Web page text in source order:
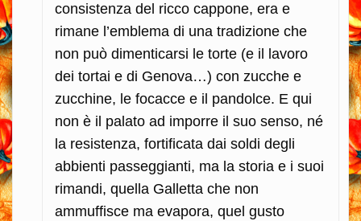
consistenza del ricco cappone, era e
rimane l’emblema di una tradizione che
non può dimenticarsi le torte (e il lavoro
dei tortai e di Genova…) con zucche e
zucchine, le focacce e il pandolce. E qui
non è il palato ad imporre il suo senso, né
la resistenza, fortificata dai soldi degli
abbienti passeggianti, ma la storia e i suoi
rimandi, quella Galletta che non
ammuffisce ma evapora, quel gusto